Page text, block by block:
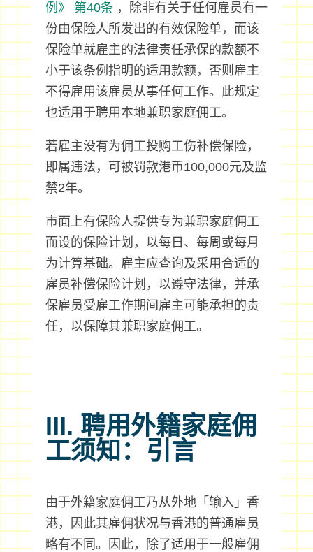
例》
第40条，除非有关于任何雇员有一
份由保险人所发出的有效保险单，而该
保险单就雇主的法律责任承保的款额不
小于该条例指明的适用款额，否则雇主
不得雇用该雇员从事任何工作。此规定
也适用于聘用本地兼职家庭佣工。
若雇主没有为佣工投购工伤补偿保险，
即属违法，可被罚款港币100,000元及监
禁2年。
市面上有保险人提供专为兼职家庭佣工
而设的保险计划，以每日、每周或每月
为计算基础。雇主应查询及采用合适的
雇员补偿保险计划，以遵守法律，并承
保雇员受雇工作期间雇主可能承担的责
任，以保障其兼职家庭佣工。
III. 聘用外籍家庭佣
工须知：引言
由于外籍家庭佣工乃从外地「输入」香
港，因此其雇佣状况与香港的普通雇员
略有不同。因此，除了适用于一般雇佣